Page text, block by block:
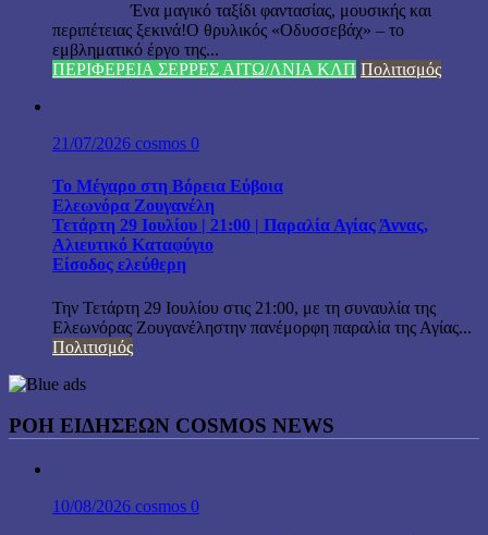
Ένα μαγικό ταξίδι φαντασίας, μουσικής και
περιπέτειας ξεκινά!Ο θρυλικός «Οδυσσεβάχ» – το
εμβληματικό έργο της...
ΠΕΡΙΦΕΡΕΙΑ ΣΕΡΡΕΣ ΑΙΤΩ/ΛΝΙΑ ΚΛΠ Πολιτισμός
21/07/2026 cosmos 0
Το Μέγαρο στη Βόρεια Εύβοια
Ελεωνόρα Ζουγανέλη
Τετάρτη 29 Ιουλίου | 21:00 | Παραλία Αγίας Άννας,
Αλιευτικό Καταφύγιο
Είσοδος ελεύθερη
Την Τετάρτη 29 Ιουλίου στις 21:00, με τη συναυλία της
Ελεωνόρας Ζουγανέληστην πανέμορφη παραλία της Αγίας...
Πολιτισμός
ΡΟΗ ΕΙΔΗΣΕΩΝ COSMOS NEWS
10/08/2026 cosmos 0